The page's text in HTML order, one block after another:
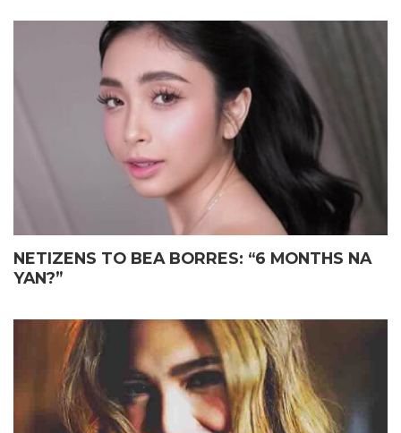
ELIAS MAY FATHER’S DAY
GIFT KAY JOHN LLOYD CRUZ
SA ISANG EMOSYONAL NA
JOHN LLOYD CRUZ
MAGIGING ‘KAPUSO’ NA NGA
BA?
NETIZENS TO BEA BORRES: “6 MONTHS NA
YAN?”